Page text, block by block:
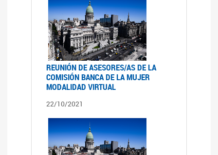
REUNIÓN DE ASESORES/AS DE LA
COMISIÓN BANCA DE LA MUJER
MODALIDAD VIRTUAL
22/10/2021